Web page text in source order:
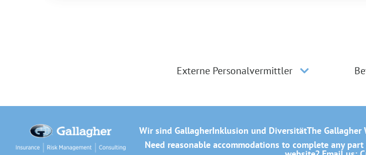
Externe Personalvermittler
Wir sind GallagherInklusion und DiversitätThe Gallagher
Need reasonable accommodations to complete any